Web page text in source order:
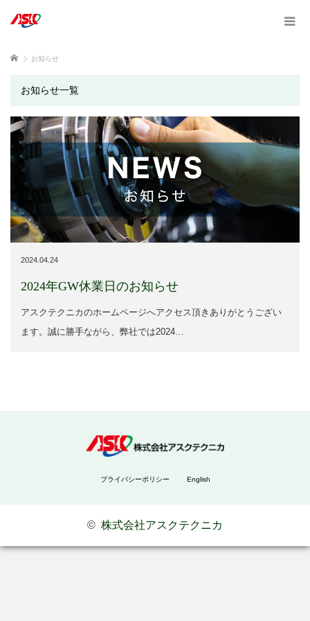
ホーム お知らせ
お知らせ一覧
2024.04.24
2024年GW休業日のお知らせ
アスクテクニカのホームページへアクセス頂きありがとうござい
ます。誠に勝手ながら、弊社では2024…
プライバシーポリシー English
© 株式会社アスクテクニカ